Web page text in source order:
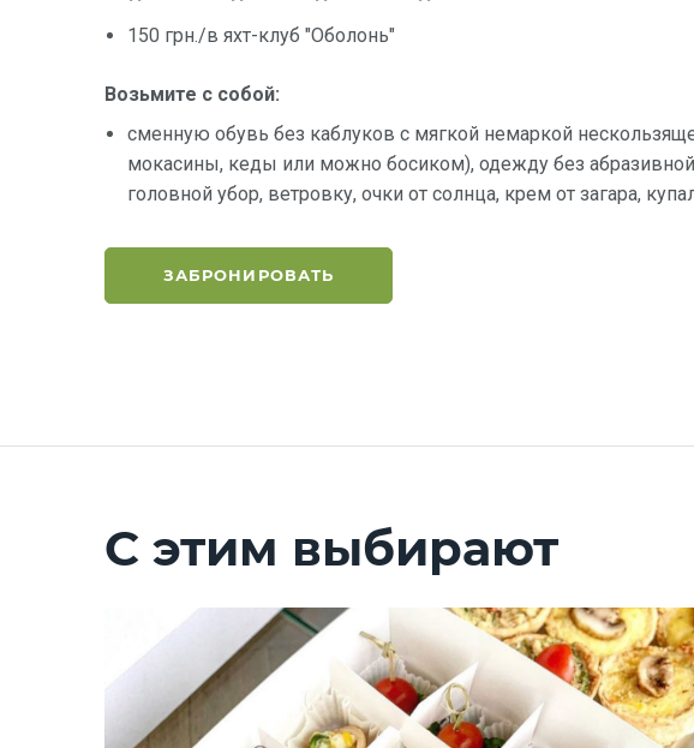
150 грн./в яхт-клуб "Оболонь"
Возьмите с собой:
сменную обувь без каблуков с мягкой немаркой
мокасины, кеды или можно босиком), одежду без
головной убор, ветровку, очки от солнца, крем от загара,
ЗАБРОНИРОВАТЬ
С этим выбирают